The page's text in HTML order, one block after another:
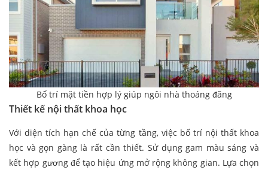
Bố trí mặt tiền hợp lý giúp ngôi nhà thoáng đãng
Thiết kế nội thất khoa học
Với diện tích hạn chế của từng tầng, việc bố trí nội thất khoa
học và gọn gàng là rất cần thiết. Sử dụng gam màu sáng và
kết hợp gương để tạo hiệu ứng mở rộng không gian. Lựa chọn